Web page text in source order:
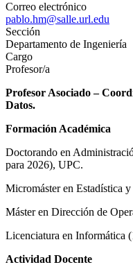
Correo electrónico
pablo.hm@salle.url.edu
Sección
Departamento de Ingeniería
Cargo
Profesor/a
Profesor Asociado –
Datos.
Formación Académica
Doctorando en
para 2026), UPC.
Micromáster en Estadística
Máster en Dirección de
Licenciatura en Informática
Actividad Docente